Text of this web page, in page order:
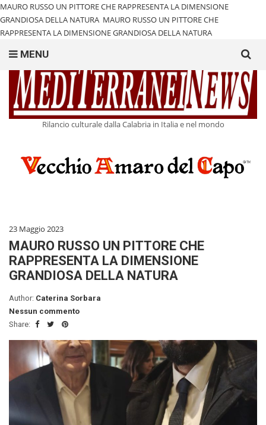
MAURO RUSSO UN PITTORE CHE RAPPRESENTA LA DIMENSIONE
GRANDIOSA DELLA NATURA MAURO RUSSO UN PITTORE CHE
RAPPRESENTA LA DIMENSIONE GRANDIOSA DELLA NATURA
Rilancio culturale dalla Calabria in Italia e nel mondo
MENU
for:
23 Maggio 2023
MAURO RUSSO UN PITTORE CHE
RAPPRESENTA LA DIMENSIONE
GRANDIOSA DELLA NATURA
Author: Caterina Sorbara
Nessun commento
Share: